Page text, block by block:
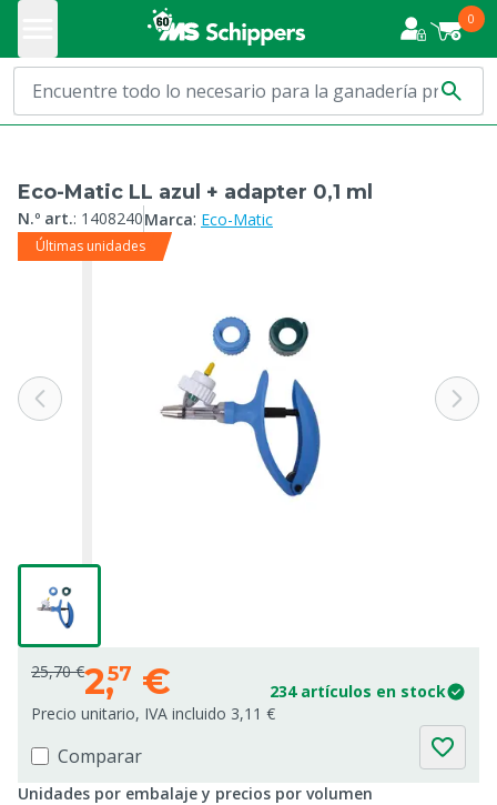
0
Eco-Matic LL azul + adapter 0,1 ml
N.º art.: 1408240Marca: Eco-Matic
Últimas unidades
25,70 €2,57 €
234 artículos en stock
Precio unitario, IVA incluido 3,11 €
Comparar
Unidades por embalaje y precios por volumen